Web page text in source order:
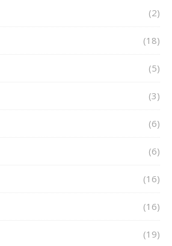
(2)
(18)
(5)
(3)
(6)
(6)
(16)
(16)
(19)